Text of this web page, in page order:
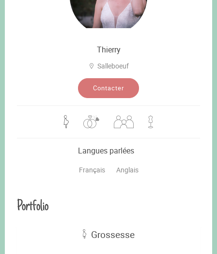
Thierry
Salleboeuf
Contacter
Langues parlées
Français Anglais
Portfolio
Grossesse